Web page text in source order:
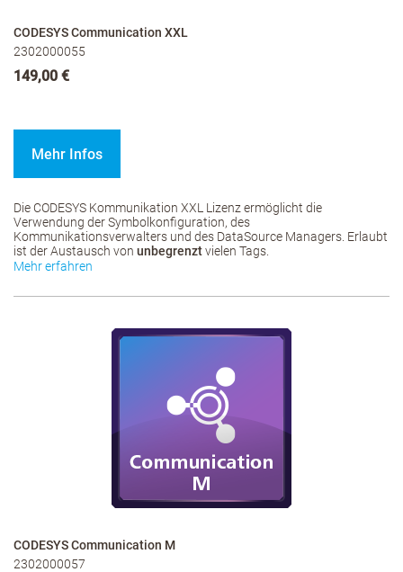
CODESYS Communication XXL
2302000055
149,00 €
Mehr Infos
Die CODESYS Kommunikation XXL Lizenz ermöglicht die
Verwendung der Symbolkonfiguration, des
Kommunikationsverwalters und des DataSource Managers. Erlaubt
ist der Austausch von unbegrenztvielen Tags.
Mehr erfahren
CODESYS Communication M
2302000057